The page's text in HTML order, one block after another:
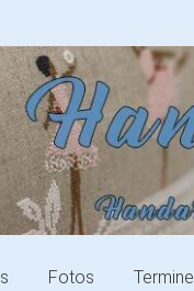
Fotos Termine